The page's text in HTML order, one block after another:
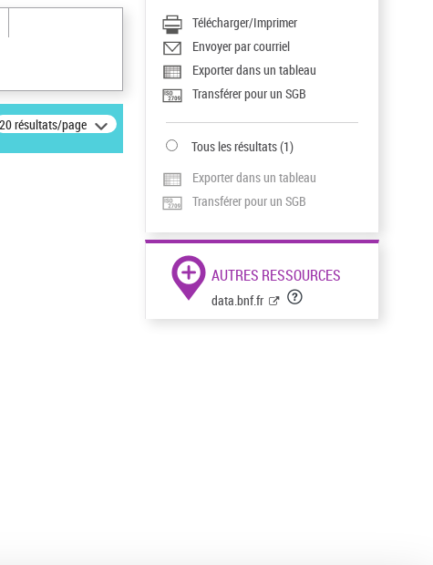
20 résultats/page
Télécharger/Imprimer
Envoyer par courriel
Exporter dans un tableau
Transférer pour un SGB
Tous les résultats(1)
Exporter dans un tableau
Transférer pour un SGB
AUTRES RESSOURCES
data.bnf.fr